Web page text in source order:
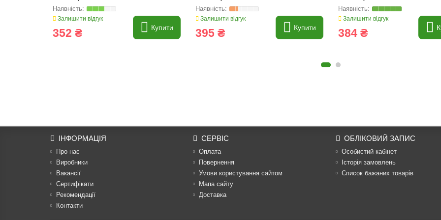
Залишити відгук
352 ₴ Купити
Залишити відгук
395 ₴ Купити
Залишити відгук
384 ₴
ІНФОРМАЦІЯ
Про нас
Виробники
Вакансії
Сертифікати
Рекомендації
Контакти
СЕРВІС
Оплата
Повернення
Умови користування сайтом
Мапа сайту
Доставка
ОБЛІКОВИЙ ЗАПИС
Особистий кабінет
Історія замовлень
Список бажаних товарів